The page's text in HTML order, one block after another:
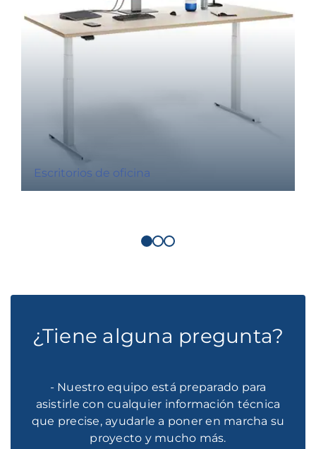
Escritorios de oficina
¿Tiene alguna pregunta?
- Nuestro equipo está preparado para
asistirle con cualquier información técnica
que precise, ayudarle a poner en marcha su
proyecto y mucho más.